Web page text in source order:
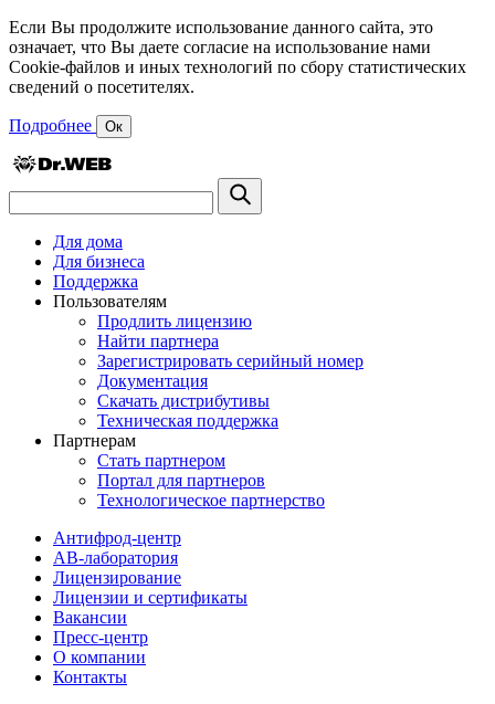
Если Вы продолжите использование данного сайта, это
означает, что Вы даете согласие на использование нами
Cookie-файлов и иных технологий по сбору статистических
сведений о посетителях.
Подробнее Ок
Для дома
Для бизнеса
Поддержка
Пользователям
Продлить лицензию
Найти партнера
Зарегистрировать серийный номер
Документация
Скачать дистрибутивы
Техническая поддержка
Партнерам
Стать партнером
Портал для партнеров
Технологическое партнерство
Антифрод-центр
АВ-лаборатория
Лицензирование
Лицензии и сертификаты
Вакансии
Пресс-центр
О компании
Контакты